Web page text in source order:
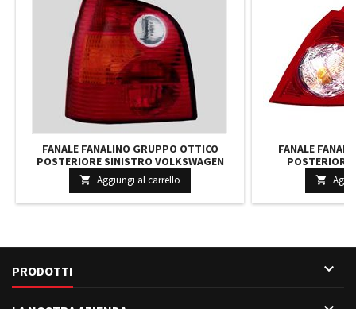
FANALE FANALINO GRUPPO OTTICO
POSTERIORE SINISTRO VOLKSWAGEN
POLO DAL 2001 AL 2006
 Aggiungi al carrello
FANALE
POSTERIORE
CHEVROLET

PRODOTTI 